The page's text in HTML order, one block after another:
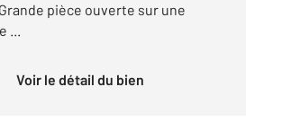
pièce ouverte sur une
...
Voir le détail du bien